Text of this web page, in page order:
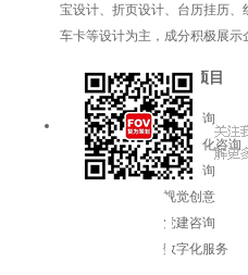
宝设计、折页设计、台历挂历
车卡等设计为主，成分积极展示
服务项目
品牌咨询
企业文化咨询
增长咨询
视觉创意
党建咨询
数字化服务